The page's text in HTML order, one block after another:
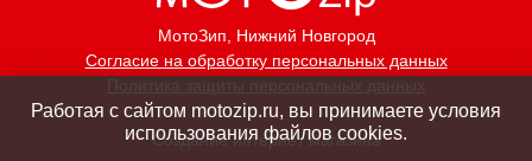
МотоЗип, Нижний Новгород
Согласие на обработку персональных данных
Политика защиты персональных данных
Создание интернет магазина
Работая с сайтом motozip.ru, вы принимаете условия
использования файлов cookies.